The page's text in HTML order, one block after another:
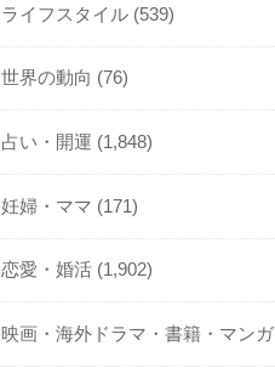
ライフスタイル (539)
世界の動向 (76)
占い・開運 (1,848)
妊婦・ママ (171)
恋愛・婚活 (1,902)
映画・海外ドラマ・書籍・マンガ